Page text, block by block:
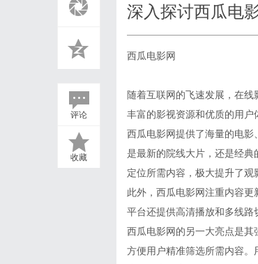
评论
收藏
深入探讨西瓜电
西瓜电影网
随着互联网的飞速发展，在
丰富的影视资源和优质的用户
西瓜电影网提供了海量的电
是最新的院线大片，还是经
定位所需内容，极大提升了观
此外，西瓜电影网注重内容更
平台还提供高清播放和多线路
西瓜电影网的另一大亮点是其
方便用户精准筛选所需内容。